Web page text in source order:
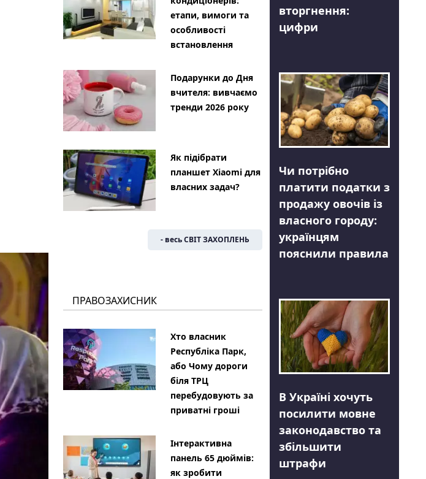
етапи, вимоги та
особливості
встановлення
Подарунки до Дня
вчителя: вивчаємо
тренди 2026 року
Як підібрати
планшет Xiaomi для
власних задач?
- весь СВІТ ЗАХОПЛЕНЬ
ПРАВОЗАХИСНИК
Хто власник
Республіка Парк,
або Чому дороги
біля ТРЦ
перебудовують за
приватні гроші
Інтерактивна
панель 65 дюймів:
як зробити
вторгнення:
цифри
Чи потрібно
платити податки з
продажу овочів із
власного городу:
українцям
пояснили правила
В Україні хочуть
посилити мовне
законодавство та
збільшити
штрафи